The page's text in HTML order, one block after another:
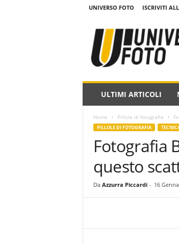
UNIVERSO FOTO ISCRIVITI
.
ULTIMI ARTICOLI
Home Pillole di fotografia
PILLOLE DI FOTOGRAFIA
Fotografia
questo
Da Azzurra Piccardi- 16